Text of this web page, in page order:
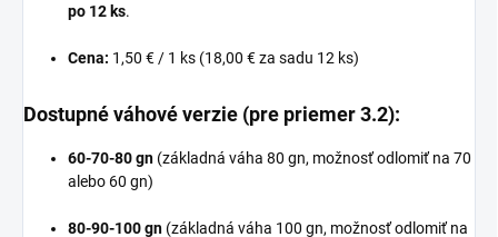
po 12 ks.
Cena: 1,50 € / 1 ks (18,00 € za sadu 12 ks)
Dostupné váhové verzie (pre priemer 3.2):
60-70-80 gn (základná váha 80 gn, možnosť odlomiť na 70
alebo 60 gn)
80-90-100 gn (základná váha 100 gn, možnosť odlomiť na